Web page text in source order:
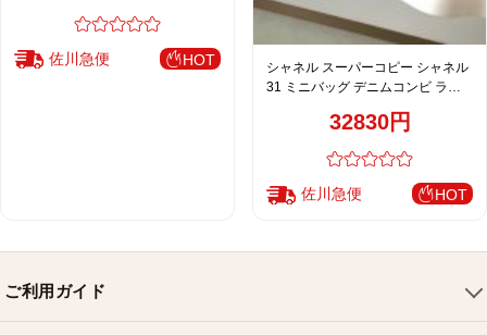
佐川急便 HOT
シャネル スーパーコピー シャネル
31 ミニバッグ デニムコンビ ライ
32830円
佐川急便 HOT
ご利用ガイド